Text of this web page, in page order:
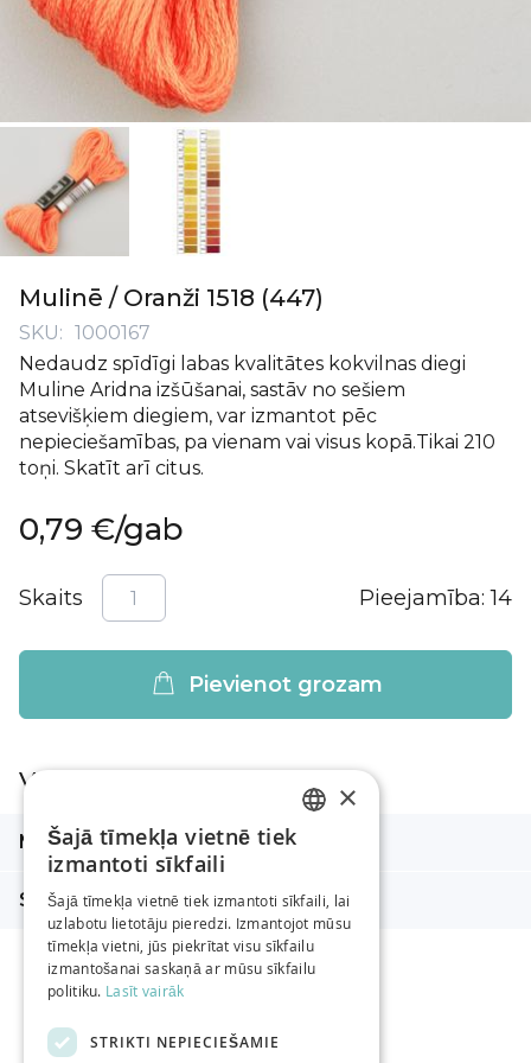
Mulinē / Oranži 1518 (447)
SKU
1000167
Nedaudz spīdīgi labas kvalitātes kokvilnas diegi
Muline Aridna izšūšanai, sastāv no sešiem
atsevišķiem diegiem, var izmantot pēc
nepieciešamības, pa vienam vai visus kopā.Tikai 210
toņi. Skatīt arī citus.
0,79 €/gab
Skaits Pieejamība:14
Pievienot grozam
uz
galerijas
sākumu
Vairāk informācijas
Vairāk
informācijas
Metrāža m 8 m
Sastāvs 100% kokvilna
ENGLISH
×
Šajā tīmekļa vietnē tiek
izmantoti sīkfaili
Šajā tīmekļa vietnē tiek izmantoti sīkfaili, lai
uzlabotu lietotāju pieredzi. Izmantojot mūsu
tīmekļa vietni, jūs piekrītat visu sīkfailu
izmantošanai saskaņā ar mūsu sīkfailu
politiku. Lasīt vairāk
STRIKTI NEPIECIEŠAMIE